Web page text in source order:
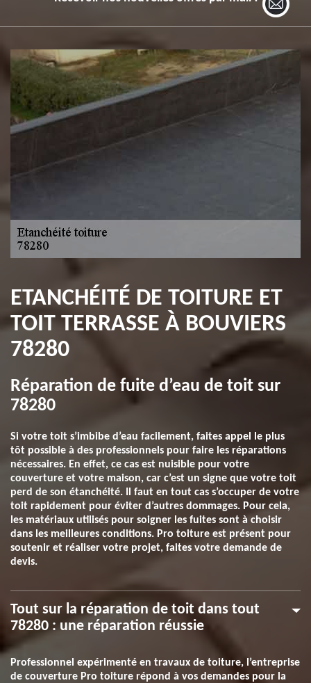
ETANCHÉITÉ DE TOITURE ET
TOIT TERRASSE À BOUVIERS
78280
Réparation de fuite d’eau de toit sur
78280
Si votre toit s’imbibe d’eau facilement, faites appel le plus
tôt possible à des professionnels pour faire les réparations
nécessaires. En effet, ce cas est nuisible pour votre
couverture et votre maison, car c’est un signe que votre toit
perd de son étanchéité. Il faut en tout cas s’occuper de votre
toit rapidement pour éviter d’autres dommages. Pour cela,
les matériaux utilisés pour soigner les fuites sont à choisir
dans les meilleures conditions. Pro toiture est présent pour
soutenir et réaliser votre projet, faites votre demande de
devis.
Tout sur la réparation de toit dans tout
78280 : une réparation réussie
Professionnel expérimenté en travaux de toiture, l’entreprise
de couverture Pro toiture répond à vos demandes pour la